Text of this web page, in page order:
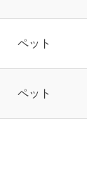
ペット
ペット